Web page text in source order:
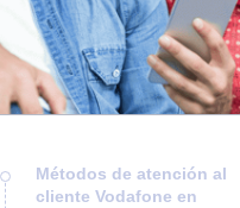
Métodos de atención al
cliente Vodafone en